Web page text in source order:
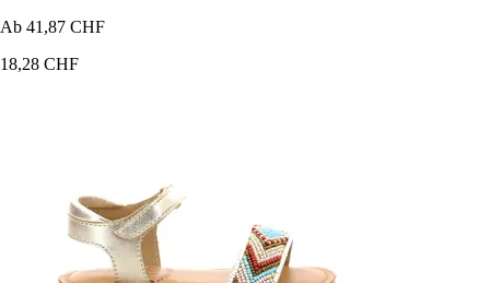
Ab 41,87 CHF
18,28 CHF